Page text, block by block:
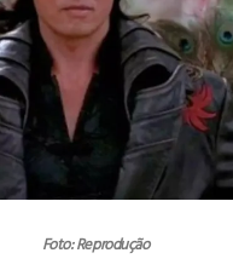
Foto: Reprodução